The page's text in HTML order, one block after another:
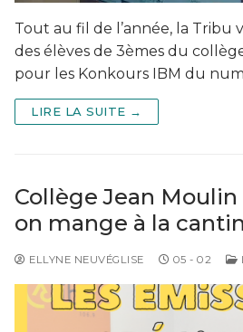
Tout au fil de l’année, la Tribu
des élèves de 3èmes du
pour les Konkours IBM du
LIRE LA SUITE →
Collège Jean
on mange à la
ELLYNE NEUVÉGLISE 05 - 02